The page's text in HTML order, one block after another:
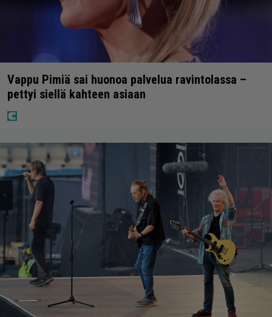
Vappu Pimiä sai huonoa palvelua ravintolassa –
pettyi siellä kahteen asiaan